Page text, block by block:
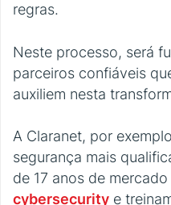
regras.
Neste processo, será
parceiros confiáveis
auxiliem nesta
A Claranet, por
segurança mais
de 17 anos de mercado
cybersecurity e